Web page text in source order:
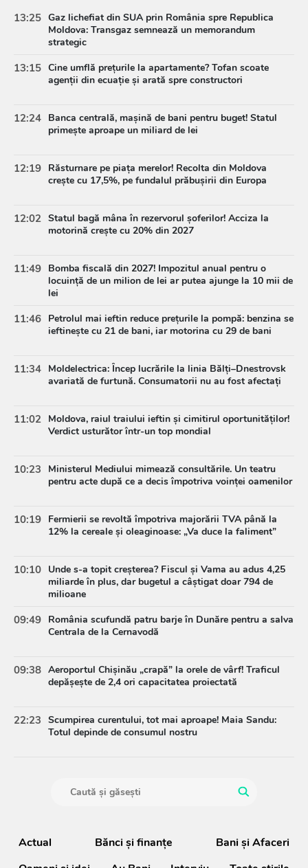
13:25 Gaz lichefiat din SUA prin România spre Republica
Moldova: Transgaz semnează un memorandum
strategic
13:15 Cine umflă prețurile la apartamente? Tofan scoate
agenții din ecuație și arată spre constructori
12:24 Banca centrală, mașină de bani pentru buget! Statul
primește aproape un miliard de lei
12:19 Răsturnare pe piața merelor! Recolta din Moldova
crește cu 17,5%, pe fundalul prăbușirii din Europa
12:02 Statul bagă mâna în rezervorul șoferilor! Acciza la
motorină crește cu 20% din 2027
11:49 Bomba fiscală din 2027! Impozitul anual pentru o
locuință de un milion de lei ar putea ajunge la 10 mii de
lei
11:46 Petrolul mai ieftin reduce prețurile la pompă: benzina se
ieftinește cu 21 de bani, iar motorina cu 29 de bani
11:34 Moldelectrica: Încep lucrările la linia Bălți–Dnestrovsk
avariată de furtună. Consumatorii nu au fost afectați
11:02 Moldova, raiul traiului ieftin și cimitirul oportunităților!
Verdict usturător într-un top mondial
10:23
Ministerul Mediului mimează consultările. Un teatru
pentru acte după ce a decis împotriva voinței oamenilor
10:19 Fermierii se revoltă împotriva majorării TVA până la
12% la cereale și oleaginoase: „Va duce la faliment”
10:10 Unde s-a topit creșterea? Fiscul și Vama au adus 4,25
miliarde în plus, dar bugetul a câștigat doar 794 de
milioane
09:49 România scufundă patru barje în Dunăre pentru a salva
Centrala de la Cernavodă
09:38 Aeroportul Chișinău „crapă” la orele de vârf! Traficul
depășește de 2,4 ori capacitatea proiectată
22:23 Scumpirea curentului, tot mai aproape! Maia Sandu:
Totul depinde de consumul nostru
Actual Bănci şi finanţe
Bani și Afaceri